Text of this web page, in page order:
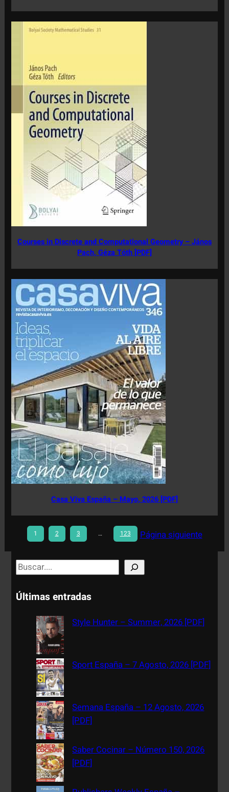
Courses in Discrete and Computational Geometry – János
Pach, Géza Tóth [PDF]
Casa Viva España – Mayo, 2026 [PDF]
1 2 3 … 123 Página siguiente
S
e
a
Últimas entradas
Style Hunter – Summer, 2026 [PDF]
Sport España – 7 Agosto, 2026 [PDF]
Semana España – 12 Agosto, 2026
[PDF]
Saber Cocinar – Número 150, 2026
[PDF]